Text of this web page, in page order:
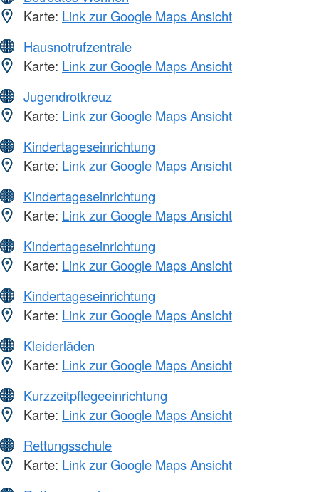
Karte: Link zur Google Maps Ansicht
Hausnotrufzentrale
Karte: Link zur Google Maps Ansicht
Jugendrotkreuz
Karte: Link zur Google Maps Ansicht
Kindertageseinrichtung
Karte: Link zur Google Maps Ansicht
Kindertageseinrichtung
Karte: Link zur Google Maps Ansicht
Kindertageseinrichtung
Karte: Link zur Google Maps Ansicht
Kindertageseinrichtung
Karte: Link zur Google Maps Ansicht
Kleiderläden
Karte: Link zur Google Maps Ansicht
Kurzzeitpflegeeinrichtung
Karte: Link zur Google Maps Ansicht
Rettungsschule
Karte: Link zur Google Maps Ansicht